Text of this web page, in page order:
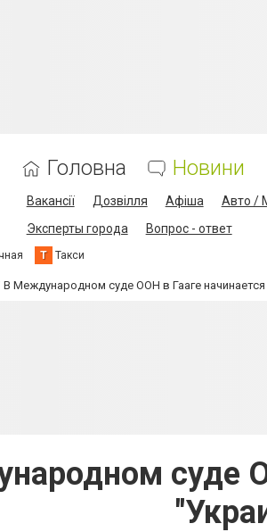
Головна Новини
Вакансії Дозвілля Афіша Авто /
Эксперты города
Вопрос - ответ
Т Такси
В Международном суде ООН в Гааге
суде